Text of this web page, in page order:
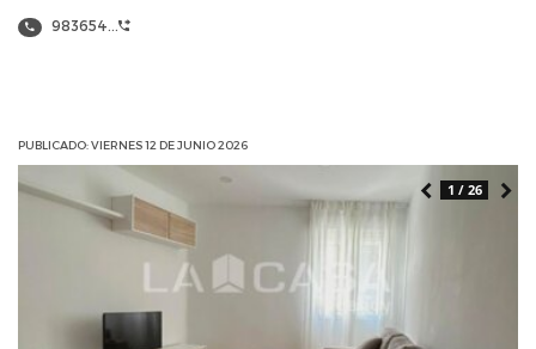
983654...
PUBLICADO: VIERNES 12 DE JUNIO 2026
1 / 26